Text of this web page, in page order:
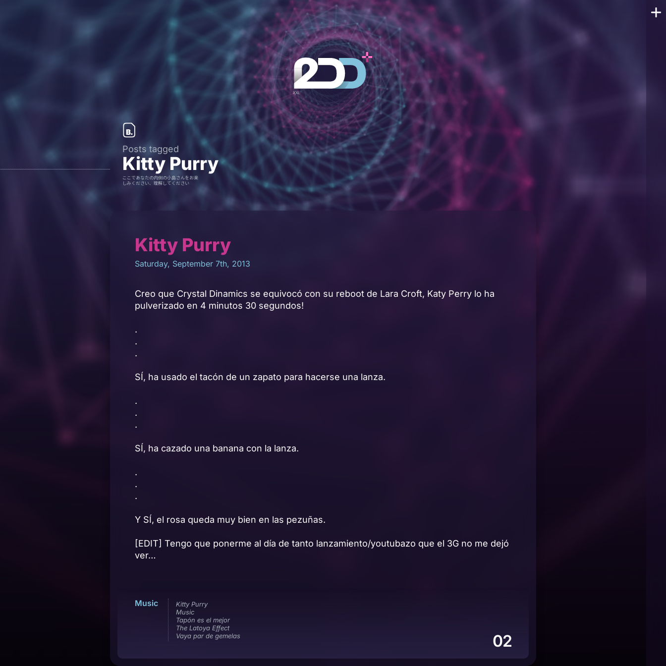
Posts tagged
Kitty Purry
ここであなたの内側の小島さんをお楽
しみください、理解してください
Kitty Purry
Saturday, September 7th, 2013
Creo que Crystal Dinamics se equivocó con su reboot de Lara Croft, Katy Perry lo ha
pulverizado en 4 minutos 30 segundos!
.
.
.
SÍ, ha usado el tacón de un zapato para hacerse una lanza.
.
.
.
SÍ, ha cazado una banana con la lanza.
.
.
.
Y SÍ, el rosa queda muy bien en las pezuñas.
[EDIT] Tengo que ponerme al día de tanto lanzamiento/youtubazo que el 3G no me dejó
ver…
Music
Kitty Purry
Music
Tapón es el mejor
The Latoya Effect
Vaya par de gemelas
02